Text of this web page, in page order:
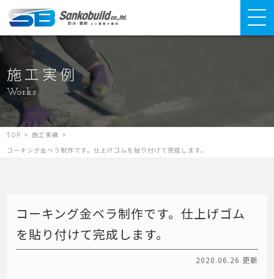
施工実例
Works
TOP > 施工実績 >
コーキング金ベラ制作です。仕上げゴムを貼り付けて完成します。
コーキング金ベラ制作です。仕上げゴム
を貼り付けて完成します。
2020.06.26 更新